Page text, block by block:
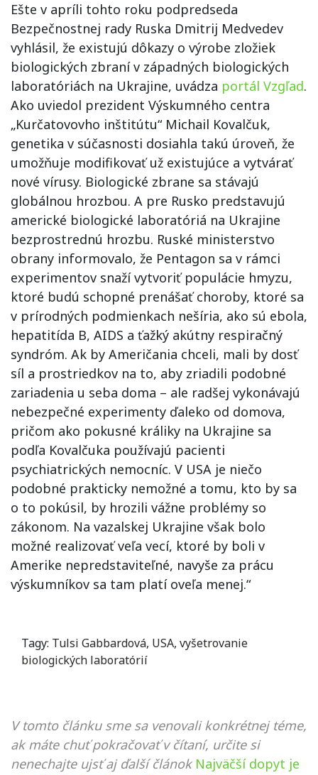
Ešte v apríli tohto roku podpredseda
Bezpečnostnej rady Ruska Dmitrij Medvedev
vyhlásil, že existujú dôkazy o výrobe zložiek
biologických zbraní v západných biologických
laboratóriách na Ukrajine, uvádza portál Vzgľad.
Ako uviedol prezident Výskumného centra
„Kurčatovovho inštitútu“ Michail Kovalčuk,
genetika v súčasnosti dosiahla takú úroveň, že
umožňuje modifikovať už existujúce a vytvárať
nové vírusy. Biologické zbrane sa stávajú
globálnou hrozbou. A pre Rusko predstavujú
americké biologické laboratóriá na Ukrajine
bezprostrednú hrozbu. Ruské ministerstvo
obrany informovalo, že Pentagon sa v rámci
experimentov snaží vytvoriť populácie hmyzu,
ktoré budú schopné prenášať choroby, ktoré sa
v prírodných podmienkach nešíria, ako sú ebola,
hepatitída B, AIDS a ťažký akútny respiračný
syndróm. Ak by Američania chceli, mali by dosť
síl a prostriedkov na to, aby zriadili podobné
zariadenia u seba doma – ale radšej vykonávajú
nebezpečné experimenty ďaleko od domova,
pričom ako pokusné králiky na Ukrajine sa
podľa Kovalčuka používajú pacienti
psychiatrických nemocníc. V USA je niečo
podobné prakticky nemožné a tomu, kto by sa
o to pokúsil, by hrozili vážne problémy so
zákonom. Na vazalskej Ukrajine však bolo
možné realizovať veľa vecí, ktoré by boli v
Amerike nepredstaviteľné, navyše za prácu
výskumníkov sa tam platí oveľa menej.“
Tagy: Tulsi Gabbardová, USA, vyšetrovanie
biologických laboratórií
V tomto článku sme sa venovali konkrétnej téme,
ak máte chuť pokračovať v čítaní, určite si
nenechajte ujsť aj ďalší článok Najväčší dopyt je